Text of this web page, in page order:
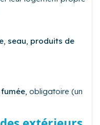
seau produits de
, obligatoire (un